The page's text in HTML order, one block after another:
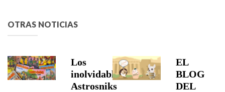
OTRAS NOTICIAS
Los
inolvidables
Astrosniks
EL
BLOG
DEL